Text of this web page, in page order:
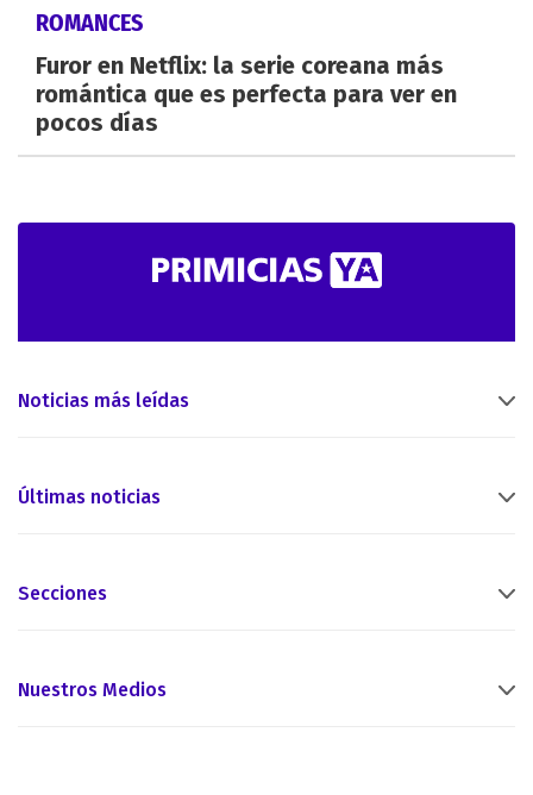
ROMANCES
Furor en Netflix: la serie coreana más
romántica que es perfecta para ver en
pocos días
Noticias más leídas
Últimas noticias
Secciones
Nuestros Medios